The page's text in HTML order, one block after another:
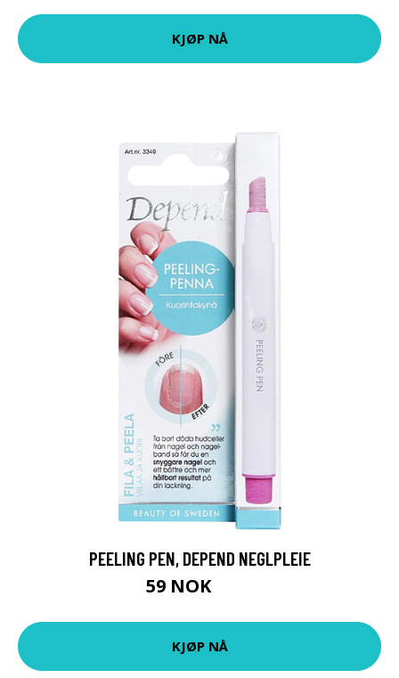
KJØP NÅ
PEELING PEN, DEPEND NEGLPLEIE
59 NOK
KJØP NÅ